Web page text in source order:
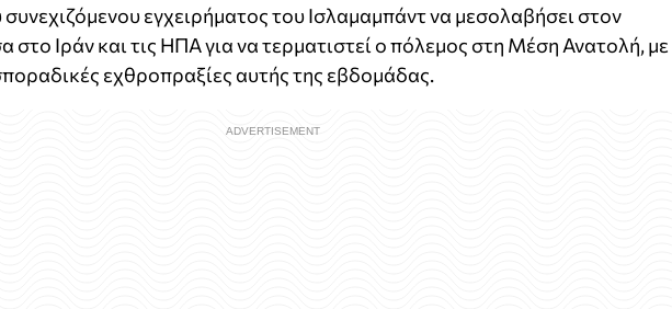
συνεχιζόμενου εγχειρήματος του Ισλαμαμπάντ να μεσολαβήσει στον
στο Ιράν και τις ΗΠΑ για να τερματιστεί ο πόλεμος στη Μέση Ανατολή, με
εχθροπραξίες αυτής της εβδομάδας.